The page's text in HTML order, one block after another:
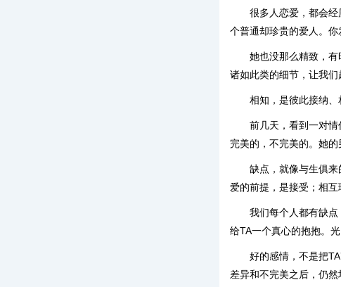
很多人恋爱，都会
个普通却珍贵的爱人。你
她也没那么精致，有
诸如此类的细节，让我们
相知，是彼此接纳、
前几天，看到一对
完美的，不完美的。她
缺点，就像与生俱
爱的前提，是接受；相互
我们每个人都有缺
给TA一个真心的抱抱。
好的感情，不是把
差异和不完美之后，仍然